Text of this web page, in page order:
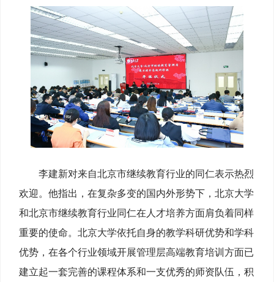
李建新对来自北京市继续教育行业的同仁表示热烈
欢迎。他指出，在复杂多变的国内外形势下，北京大学
和北京市继续教育行业同仁在人才培养方面肩负着同样
重要的使命。北京大学依托自身的教学科研优势和学科
优势，在各个行业领域开展管理层高端教育培训方面已
建立起一套完善的课程体系和一支优秀的师资队伍，积